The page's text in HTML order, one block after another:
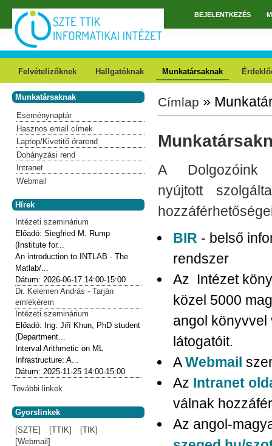
Ugrás a tartalomra
FőmenüBEJELENTKEZÉS
Felvételizőknek Hallgatóknak Munkatársaknak
Jelenlegi hely
Címlap »
A Dolgozóink
nyújtott
BIR - belső
rendszer
Az Intézet
közel 5000
angol könyvvel
látogatóit.
AWebmail
Az Intranet
válnak
Az angol-
Munkatársaknak
Eseménynaptár
Hasznos email címek
Laptop/Kivetitő órarend
Dohányzási rend
Intranet
Webmail
Hírek
Intézeti szeminárium
Előadó:Siegfried M. Rump
(Institute for...
An introduction to INTLAB - The
Matlab/...
Dátum: 2026-06-17 14:00-15:00
Dr. Kelemen András - Tarján
emlékérem
Intézeti szeminárium
Előadó: Ing. Jiří Khun, PhD student
(Department...
Interval Arithmetic on ML
Infrastructure: A...
Dátum: 2025-11-25 14:00-15:00
További linkek
Gyorslinkek
[SZTE]
[TTIK]
[TIK]
[Webmail]